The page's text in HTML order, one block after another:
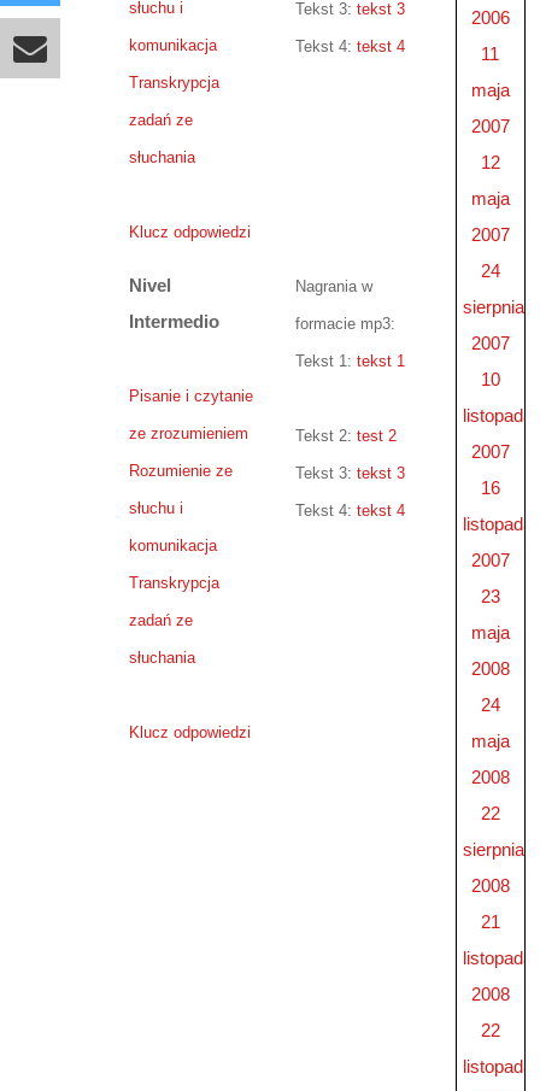
Przyimek sobre
Przyimek tres
listopada 2008
słuchu i
komunikacja
Transkrypcja
zadań ze
słuchania
Klucz odpowiedzi
Tekst 3: tekst 3
Tekst 4: tekst 4
Nivel
Intermedio
Pisanie i czytanie
ze zrozumieniem
Rozumienie ze
słuchu i
komunikacja
Transkrypcja
zadań ze
słuchania
Klucz odpowiedzi
Nagrania w
formacie mp3:
Tekst 1: tekst 1
Tekst 2: test 2
Tekst 3: tekst 3
Tekst 4: tekst 4
2006
11
maja
2007
12
maja
2007
24
sierpnia
2007
10
listopada
2007
16
listopada
2007
23
maja
2008
24
maja
2008
22
sierpnia
2008
21
listopada
2008
22
listopada